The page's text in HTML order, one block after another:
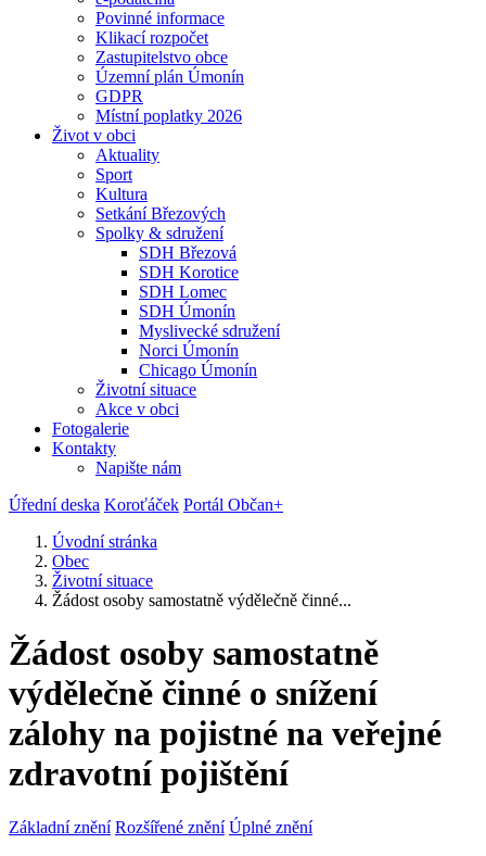
Povinné informace
Klikací rozpočet
Zastupitelstvo obce
Územní plán Úmonín
GDPR
Místní poplatky 2026
Život v obci
Aktuality
Sport
Kultura
Setkání Březových
Spolky & sdružení
SDH Březová
SDH Korotice
SDH Lomec
SDH Úmonín
Myslivecké sdružení
Norci Úmonín
Chicago Úmonín
Životní situace
Akce v obci
Fotogalerie
Kontakty
Napište nám
Úřední deska Koroťáček Portál Občan+
Úvodní stránka
Obec
Životní situace
Žádost osoby samostatně výdělečně činné...
Žádost osoby samostatně
výdělečně činné o snížení
zálohy na pojistné na veřejné
zdravotní pojištění
Základní znění Rozšířené znění Úplné znění